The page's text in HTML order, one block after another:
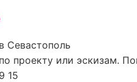
Севастополь
проекту или эскизам.
15